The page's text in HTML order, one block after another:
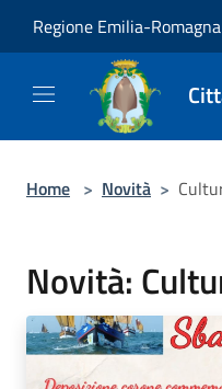
Regione Emilia-Romagna
Home > Novità >
Novità: